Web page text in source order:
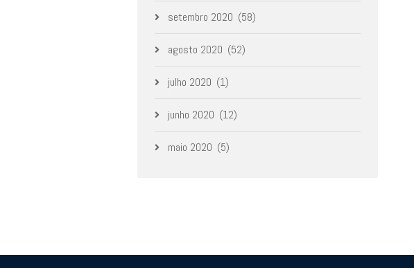
setembro 2020 (58)
agosto 2020 (52)
julho 2020 (1)
junho 2020 (12)
maio 2020 (5)